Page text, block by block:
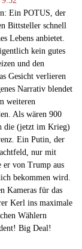
Ein POTUS, der
Bittsteller schnell
Lebens anbietet.
kein gutes
und den
Gesicht verlieren
Narrativ blendet
weiteren
Als wären 900
die (jetzt im Krieg)
Ein Putin, der
nur mit
er von Trump aus
bekommen wird.
Kameras für das
Kerl ins maximale
Wählern
Big Deal!